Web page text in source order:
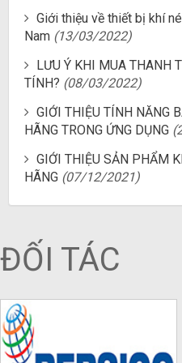
Giới thiệu về thiết bị khí
Nam (13/03/2022)
LƯU Ý KHI MUA THANH
TÍNH? (08/03/2022)
GIỚI THIỆU TÍNH NĂNG
HÃNG TRONG ỨNG DỤNG
GIỚI THIỆU SẢN PHẨM
HÃNG (07/12/2021)
ĐỐI TÁC